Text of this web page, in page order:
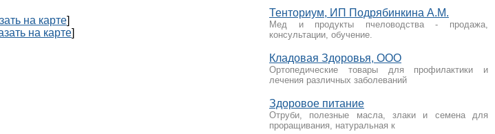
на карте]
на карте]
Тенториум, ИП Подрябинкина А.М.
Мед и продукты пчеловодства - продажа,
консультации, обучение.
Кладовая Здоровья, ООО
Ортопедические товары для профилактики и
лечения различных заболеваний
Здоровое питание
Отруби, полезные масла, злаки и семена для
проращивания, натуральная к